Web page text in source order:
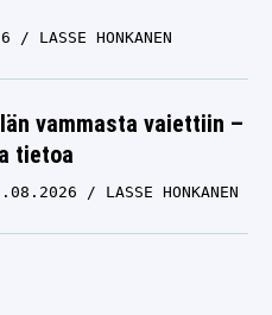
LASSE HONKANEN
vammasta vaiettiin –
tietoa
LASSE HONKANEN